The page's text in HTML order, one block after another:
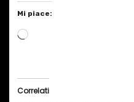
Mi piace:
C
Correlati